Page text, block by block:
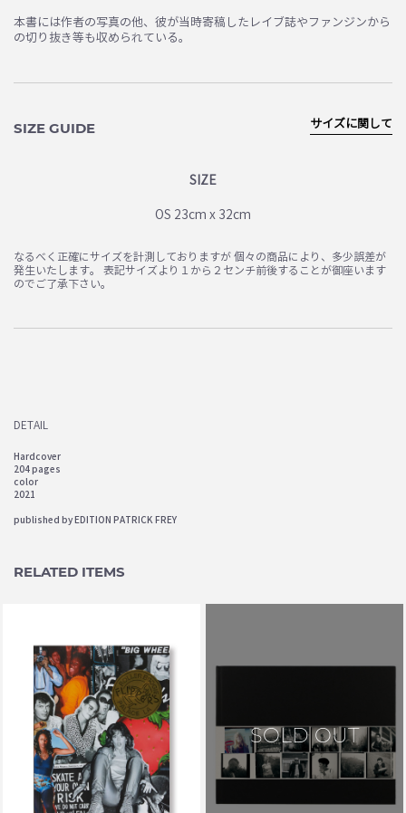
本書には作者の写真の他、彼が当時寄稿したレイブ誌やファンジンから
の切り抜き等も収められている。
SIZE GUIDE
SIZE
OS 23cm x 32cm
サイズに関して
なるべく正確にサイズを計測しておりますが 個々の商品により、多少誤差が
発生いたします。 表記サイズより１から２センチ前後することが御座います
のでご了承下さい。
DETAIL
Hardcover
204 pages
color
2021
published by EDITION PATRICK FREY
RELATED ITEMS
IDEA BOOKS LTD.
FLIPPER'S ROLLER BOOGIE
PALACE 1979-1981
￥11,550
SOLD OUT